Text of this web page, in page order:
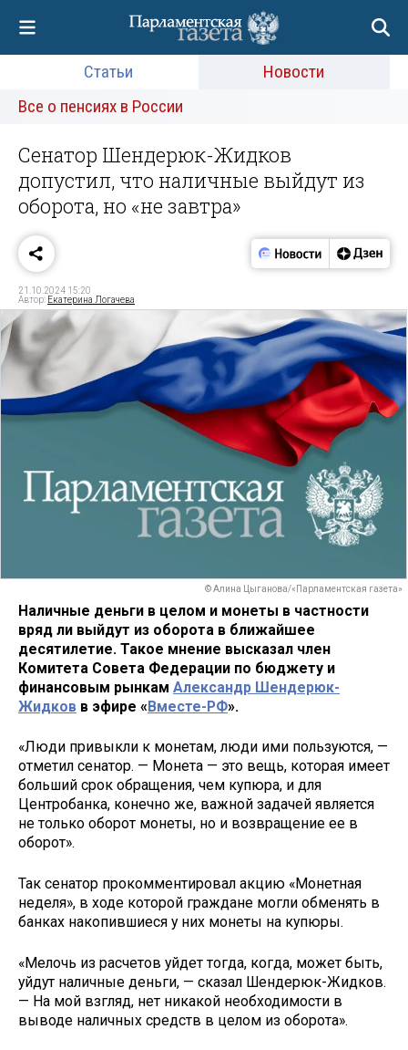
Статьи
Новости
Все о пенсиях в России
Сенатор Шендерюк-Жидков
допустил, что наличные выйдут из
оборота, но «не завтра»
21.10.2024 15:20
Автор: Екатерина Логачева
© Алина Цыганова/«Парламентская газета»
Наличные деньги в целом и монеты в частности
вряд ли выйдут из оборота в ближайшее
десятилетие. Такое мнение высказал член
Комитета Совета Федерации по бюджету и
финансовым рынкам Александр Шендерюк-
Жидков в эфире «Вместе-РФ».
«Люди привыкли к монетам, люди ими пользуются, —
отметил сенатор. — Монета — это вещь, которая имеет
больший срок обращения, чем купюра, и для
Центробанка, конечно же, важной задачей является
не только оборот монеты, но и возвращение ее в
оборот».
Так сенатор прокомментировал акцию «Монетная
неделя», в ходе которой граждане могли обменять в
банках накопившиеся у них монеты на купюры.
«Мелочь из расчетов уйдет тогда, когда, может быть,
уйдут наличные деньги, — сказал Шендерюк-Жидков.
— На мой взгляд, нет никакой необходимости в
выводе наличных средств в целом из оборота».